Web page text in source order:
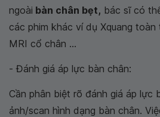
ngoài bàn chân bẹt, bác sĩ có
các phim khác ví dụ Xquang
MRI cổ chân ...
- Đánh giá áp lực bàn chân:
Cần phân biệt rõ đánh giá áp lực
ảnh/scan hình dạng bàn chân.